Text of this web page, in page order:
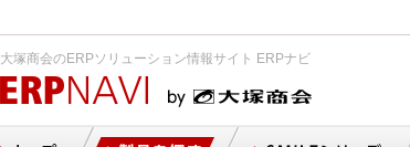
大塚商会のERPソリューション情報サイト ERPナビ